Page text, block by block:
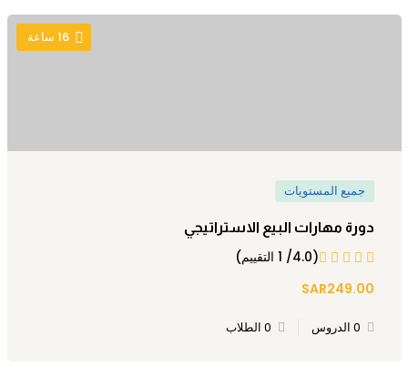
16 ساعة
جميع المستويات
دورة مهارات البيع الاستراتيجي
(4.0/ 1 التقييم)
SAR249.00
0 الدروس 0 الطلاب